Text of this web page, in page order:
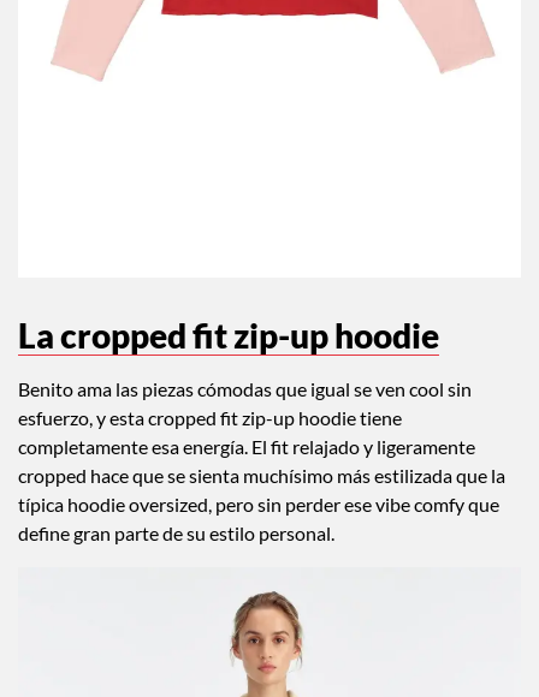
La cropped fit zip-up hoodie
Benito ama las piezas cómodas que igual se ven cool sin
esfuerzo, y esta cropped fit zip-up hoodie tiene
completamente esa energía. El fit relajado y ligeramente
cropped hace que se sienta muchísimo más estilizada que la
típica hoodie oversized, pero sin perder ese vibe comfy que
define gran parte de su estilo personal.